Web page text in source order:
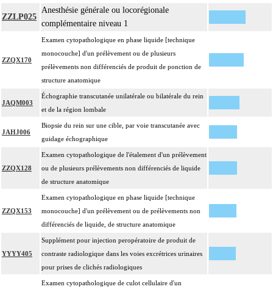
ZZLP025
Anesthésie générale ou locorégionale
complémentaire niveau 1
ZZQX170
Examen cytopathologique en phase liquide [technique
monocouche] d'un prélèvement ou de plusieurs
prélèvements non différenciés de produit de ponction de
structure anatomique
JAQM003
Échographie transcutanée unilatérale ou bilatérale du rein
et de la région lombale
JAHJ006
Biopsie du rein sur une cible, par voie transcutanée avec
guidage échographique
ZZQX128
Examen cytopathologique de l'étalement d'un prélèvement
ou de plusieurs prélèvements non différenciés de liquide
de structure anatomique
ZZQX153
Examen cytopathologique en phase liquide [technique
monocouche] d'un prélèvement ou de prélèvements non
différenciés de liquide, de structure anatomique
YYYY405
Supplément pour injection peropératoire de produit de
contraste radiologique dans les voies excrétrices urinaires
pour prises de clichés radiologiques
Examen cytopathologique de culot cellulaire d'un